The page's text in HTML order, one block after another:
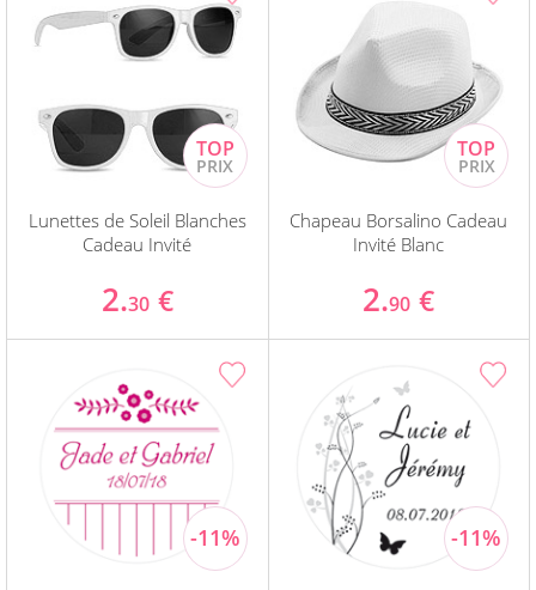
Lunettes de Soleil Blanches
Cadeau Invité
2.30 €
Chapeau Borsalino Cadeau
Invité Blanc
2.90 €